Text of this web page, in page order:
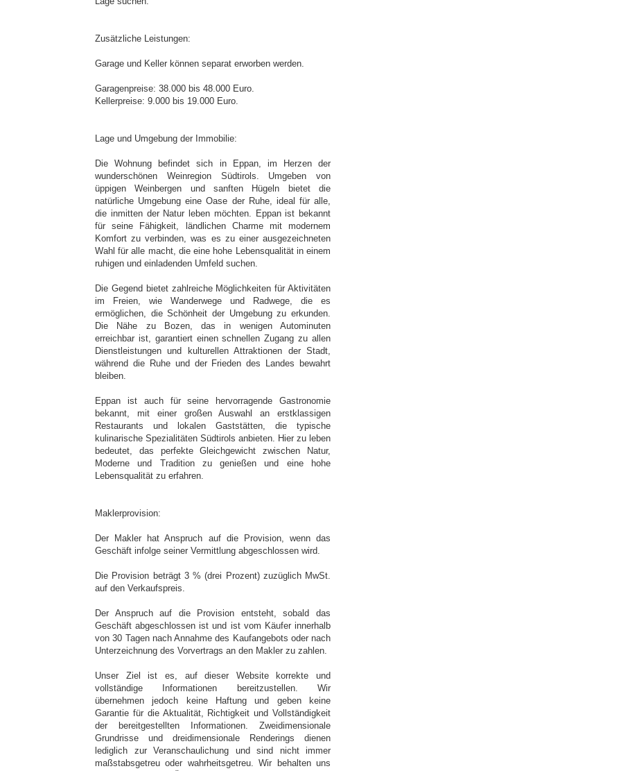
Zusätzliche Leistungen:
Garage und Keller können separat erworben werden.
Garagenpreise: 38.000 bis 48.000 Euro.
Kellerpreise: 9.000 bis 19.000 Euro.
Lage und Umgebung der Immobilie:
Die Wohnung befindet sich in Eppan, im Herzen der
wunderschönen Weinregion Südtirols. Umgeben von
üppigen Weinbergen und sanften Hügeln bietet die
natürliche Umgebung eine Oase der Ruhe, ideal für alle,
die inmitten der Natur leben möchten. Eppan ist bekannt
für seine Fähigkeit, ländlichen Charme mit modernem
Komfort zu verbinden, was es zu einer ausgezeichneten
Wahl für alle macht, die eine hohe Lebensqualität in einem
ruhigen und einladenden Umfeld suchen.
Die Gegend bietet zahlreiche Möglichkeiten für Aktivitäten
im Freien, wie Wanderwege und Radwege, die es
ermöglichen, die Schönheit der Umgebung zu erkunden.
Die Nähe zu Bozen, das in wenigen Autominuten
erreichbar ist, garantiert einen schnellen Zugang zu allen
Dienstleistungen und kulturellen Attraktionen der Stadt,
während die Ruhe und der Frieden des Landes bewahrt
bleiben.
Eppan ist auch für seine hervorragende Gastronomie
bekannt, mit einer großen Auswahl an erstklassigen
Restaurants und lokalen Gaststätten, die typische
kulinarische Spezialitäten Südtirols anbieten. Hier zu leben
bedeutet, das perfekte Gleichgewicht zwischen Natur,
Moderne und Tradition zu genießen und eine hohe
Lebensqualität zu erfahren.
Maklerprovision:
Der Makler hat Anspruch auf die Provision, wenn das
Geschäft infolge seiner Vermittlung abgeschlossen wird.
Die Provision beträgt 3 % (drei Prozent) zuzüglich MwSt.
auf den Verkaufspreis.
Der Anspruch auf die Provision entsteht, sobald das
Geschäft abgeschlossen ist und ist vom Käufer innerhalb
von 30 Tagen nach Annahme des Kaufangebots oder nach
Unterzeichnung des Vorvertrags an den Makler zu zahlen.
Unser Ziel ist es, auf dieser Website korrekte und
vollständige Informationen bereitzustellen. Wir
übernehmen jedoch keine Haftung und geben keine
Garantie für die Aktualität, Richtigkeit und Vollständigkeit
der bereitgestellten Informationen. Zweidimensionale
Grundrisse und dreidimensionale Renderings dienen
lediglich zur Veranschaulichung und sind nicht immer
maßstabsgetreu oder wahrheitsgetreu. Wir behalten uns